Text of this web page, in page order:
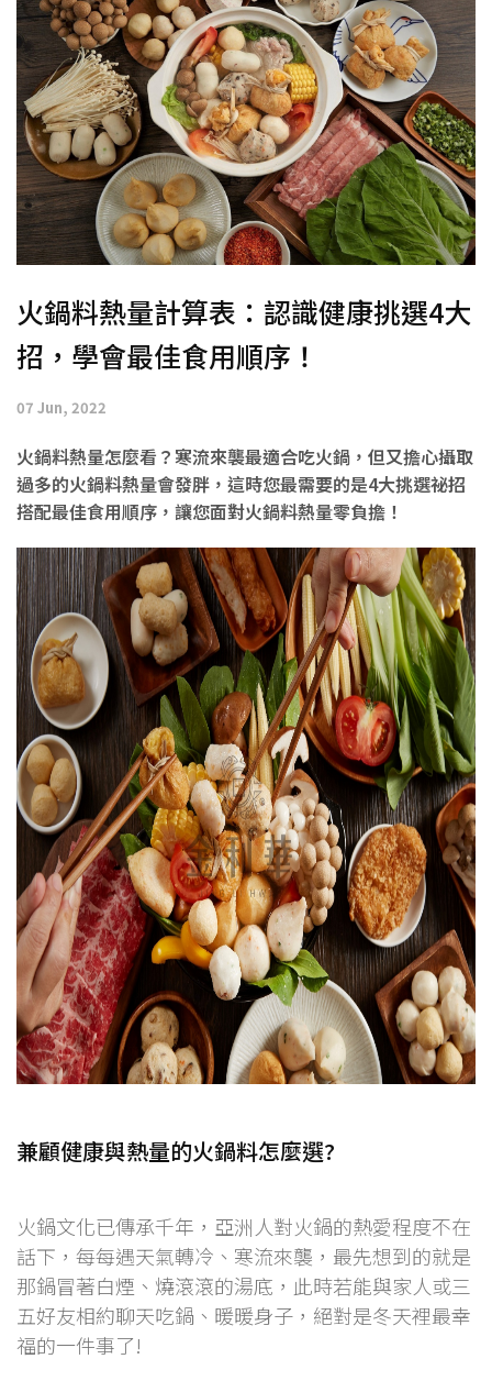
火鍋料熱量計算表：認識健康挑選4大
招，學會最佳食用順序！
07 Jun, 2022
火鍋料熱量怎麼看？寒流來襲最適合吃火鍋，但又擔心攝取
過多的火鍋料熱量會發胖，這時您最需要的是4大挑選祕招
搭配最佳食用順序，讓您面對火鍋料熱量零負擔！
兼顧健康與熱量的火鍋料怎麼選?
火鍋文化已傳承千年，亞洲人對火鍋的熱愛程度不在
話下，每每遇天氣轉冷、寒流來襲，最先想到的就是
那鍋冒著白煙、燒滾滾的湯底，此時若能與家人或三
五好友相約聊天吃鍋、暖暖身子，絕對是冬天裡最幸
福的一件事了!